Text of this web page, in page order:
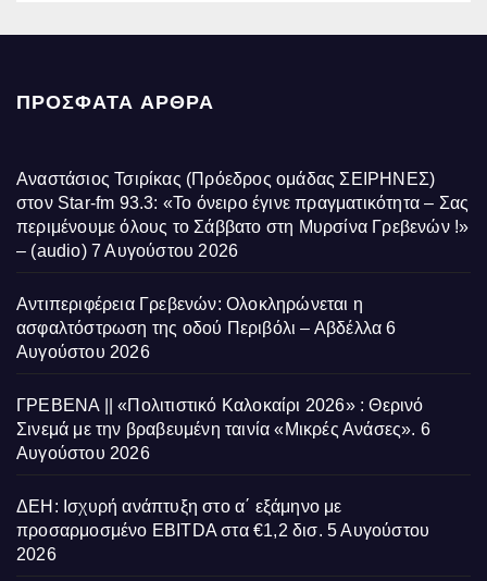
ΠΡΌΣΦΑΤΑ ΆΡΘΡΑ
Αναστάσιος Τσιρίκας (Πρόεδρος ομάδας ΣΕΙΡΗΝΕΣ)
στον Star-fm 93.3: «Το όνειρο έγινε πραγματικότητα – Σας
περιμένουμε όλους το Σάββατο στη Μυρσίνα Γρεβενών !»
– (audio) 7 Αυγούστου 2026
Αντιπεριφέρεια Γρεβενών: Ολοκληρώνεται η
ασφαλτόστρωση της οδού Περιβόλι – Αβδέλλα 6
Αυγούστου 2026
ΓΡΕΒΕΝΑ || «Πολιτιστικό Καλοκαίρι 2026» : Θερινό
Σινεμά με την βραβευμένη ταινία «Μικρές Ανάσες». 6
Αυγούστου 2026
ΔΕΗ: Ισχυρή ανάπτυξη στο α΄ εξάμηνο με
προσαρμοσμένο EBITDA στα €1,2 δισ. 5 Αυγούστου
2026